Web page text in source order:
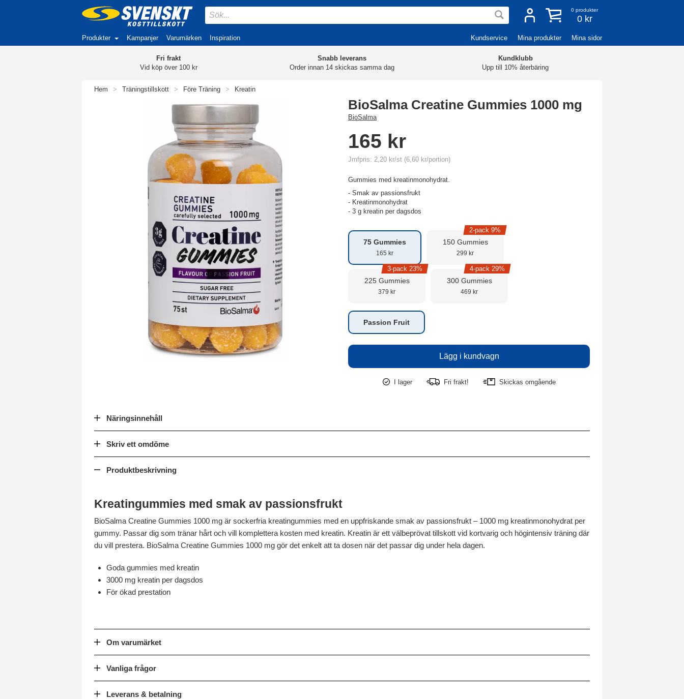
0 produkter
0 kr
Produkter Kampanjer Varumärken Inspiration Kundservice Mina produkter Mina sidor
Fri frakt
Vid köp över 100 kr
Snabb leverans
Order innan 14 skickas samma dag
Kundklubb
Upp till 10% återbäring
Hem > Träningstillskott > Före Träning > Kreatin
BioSalma Creatine Gummies 1000 mg
BioSalma
165 kr
Jmfpris: 2,20 kr/st (6,60 kr/portion)
Gummies med kreatinmonohydrat.
- Smak av passionsfrukt
- Kreatinmonohydrat
- 3 g kreatin per dagsdos
75 Gummies
165 kr
150 Gummies
299 kr
2-pack 9%
225 Gummies
379 kr
3-pack 23%
300 Gummies
469 kr
4-pack 29%
Passion Fruit
I lager Fri frakt! Skickas omgående
Näringsinnehåll
Skriv ett omdöme
Produktbeskrivning
Kreatingummies med smak av passionsfrukt
BioSalma Creatine Gummies 1000 mg är sockerfria kreatingummies med en uppfriskande smak av passionsfrukt – 1000 mg kreatinmonohydrat per
gummy. Passar dig som tränar hårt och vill komplettera kosten med kreatin. Kreatin är ett välbeprövat tillskott vid kortvarig och högintensiv träning där
du vill prestera. BioSalma Creatine Gummies 1000 mg gör det enkelt att ta dosen när det passar dig under hela dagen.
Goda gummies med kreatin
3000 mg kreatin per dagsdos
För ökad prestation
Om varumärket
Vanliga frågor
Leverans & betalning